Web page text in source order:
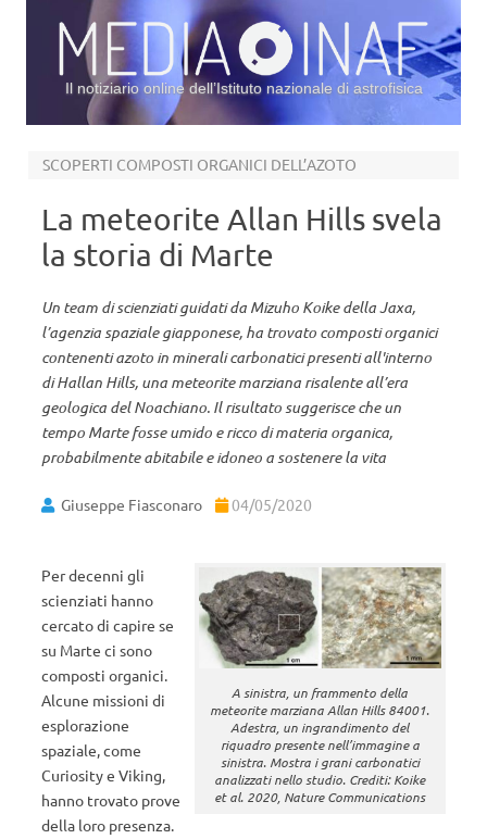
Il notiziario online dell’Istituto nazionale di astrofisica
SCOPERTI COMPOSTI ORGANICI DELL’AZOTO
La meteorite Allan Hills svela
la storia di Marte
Un team di scienziati guidati da Mizuho Koike della Jaxa,
l’agenzia spaziale giapponese, ha trovato composti organici
contenenti azoto in minerali carbonatici presenti all'interno
di Hallan Hills, una meteorite marziana risalente all’era
geologica del Noachiano. Il risultato suggerisce che un
tempo Marte fosse umido e ricco di materia organica,
probabilmente abitabile e idoneo a sostenere la vita
Giuseppe Fiasconaro 04/05/2020
A sinistra, un frammento della
meteorite marziana Allan Hills 84001.
Adestra, un ingrandimento del
riquadro presente nell’immagine a
sinistra. Mostra i grani carbonatici
analizzati nello studio. Crediti: Koike
et al. 2020, Nature Communications
Per decenni gli
scienziati hanno
cercato di capire se
su Marte ci sono
composti organici.
Alcune missioni di
esplorazione
spaziale, come
Curiosity e Viking,
hanno trovato prove
della loro presenza.